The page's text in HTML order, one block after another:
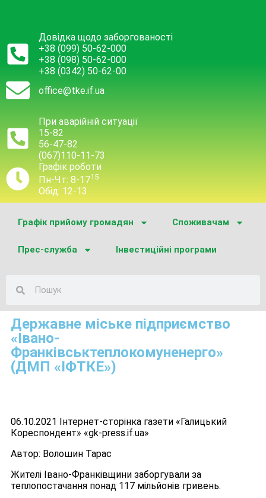
Довідка щодо заборгованості
+38 (099) 50-62-000
+38 (098) 50-62-000
+38 (0342) 50-62-00
office@tke.if.ua
При аварійній ситуації
15-82
56-47-82
(067)110-11-73
Графік роботи
Пн-Чт: 8-1715
Обід: 12-13
Графік прийому громадян Споживачам
Прес-служба Інвестиційні програми
Державне міське підприємство
«Івано-
Франківськтеплокомуненерго»
(ДМП «ІФТКЕ»)
06.10.2021 Інтернет-сторінка газети «Галицький
Кореспондент» «gk-press.if.ua»
Автор: Волошин Тарас
Жителі Івано-Франківщини заборгували за
теплопостачання понад 117 мільйонів гривень.